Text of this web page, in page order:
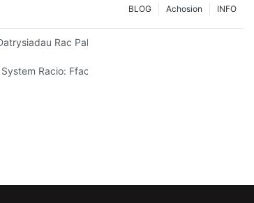
INFO
Achosion
BLOG
Rac Pallet: Tueddiadau Ac Arloesiadau
Racio: Ffactorau Allweddol Ar Gyfer Dewis Y